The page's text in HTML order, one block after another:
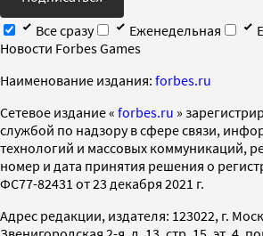
Все сразу
Еженедельная
Новости Forbes Games
Наименование издания: forbes.ru
Cетевое издание « forbes.ru »
службой по надзору в сфере связи,
технологий и массовых коммуникаций,
номер и дата принятия решения о
ФС77-82431 от 23 декабря 2021 г.
Адрес редакции, издателя: 123022, г.